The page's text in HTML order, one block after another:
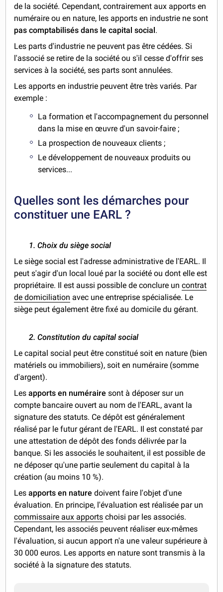
de la société. Cependant, contrairement aux apports en
numéraire ou en nature, les apports en industrie ne sont
pas comptabilisés dans le capital social .
Les parts d'industrie ne peuvent pas être cédées. Si
l'associé se retire de la société ou s'il cesse d'offrir ses
services à la société, ses parts sont annulées.
Les apports en industrie peuvent être très variés. Par
exemple :
La formation et l'accompagnement du personnel
dans la mise en œuvre d'un savoir-faire ;
La prospection de nouveaux clients ;
Le développement de nouveaux produits ou
services...
Quelles sont les démarches pour
constituer une EARL ?
1. Choix du siège social
Le siège social est l'adresse administrative de l'EARL. Il
peut s'agir d'un local loué par la société ou dont elle est
propriétaire. Il est aussi possible de conclure uncontrat
de domiciliation avec une entreprise spécialisée. Le
siège peut également être fixé au domicile du gérant.
2. Constitution du capital social
Le capital social peut être constitué soit en nature (bien
matériels ou immobiliers), soit en numéraire (somme
d'argent).
Lesapports en numérairesont à déposer sur un
compte bancaire ouvert au nom de l'EARL, avant la
signature des statuts. Ce dépôt est généralement
réalisé par le futur gérant de l'EARL. Il est constaté par
une attestation de dépôt des fonds délivrée par la
banque. Si les associés le souhaitent, il est possible de
ne déposer qu'une partie seulement du capital à la
création (au moins 10 %).
Lesapports en naturedoivent faire l'objet d'une
évaluation. En principe, l'évaluation est réalisée par un
commissaire aux apports choisi par les associés.
Cependant, les associés peuvent réaliser eux-mêmes
l'évaluation, si aucun apport n'a une valeur supérieure à
30 000 euros. Les apports en nature sont transmis à la
société à la signature des statuts.